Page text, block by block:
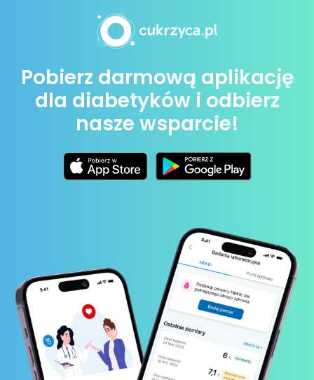
Pobierz darmową aplikację
dla diabetyków i odbierz
nasze wsparcie!